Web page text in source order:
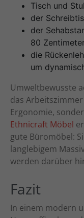
Tisch und
der
der
80
die
um
Umweltbewusste
das
Ergonomie,
Ethnicraft Möbel
gute Büromöbel:
langlebigem
werden darüber
Fazit
In einem modern